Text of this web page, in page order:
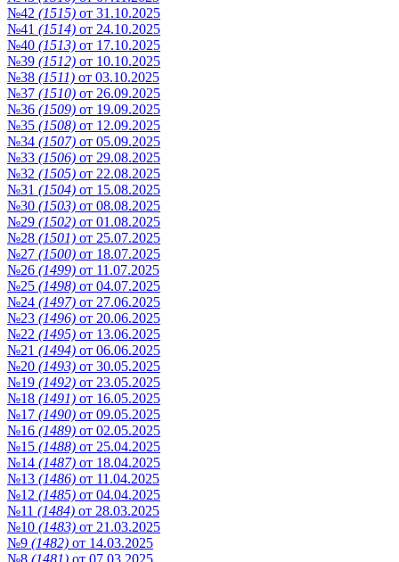
№42 (1515) от 31.10.2025
№41 (1514) от 24.10.2025
№40 (1513) от 17.10.2025
№39 (1512) от 10.10.2025
№38 (1511) от 03.10.2025
№37 (1510) от 26.09.2025
№36 (1509) от 19.09.2025
№35 (1508) от 12.09.2025
№34 (1507) от 05.09.2025
№33 (1506) от 29.08.2025
№32 (1505) от 22.08.2025
№31 (1504) от 15.08.2025
№30 (1503) от 08.08.2025
№29 (1502) от 01.08.2025
№28 (1501) от 25.07.2025
№27 (1500) от 18.07.2025
№26 (1499) от 11.07.2025
№25 (1498) от 04.07.2025
№24 (1497) от 27.06.2025
№23 (1496) от 20.06.2025
№22 (1495) от 13.06.2025
№21 (1494) от 06.06.2025
№20 (1493) от 30.05.2025
№19 (1492) от 23.05.2025
№18 (1491) от 16.05.2025
№17 (1490) от 09.05.2025
№16 (1489) от 02.05.2025
№15 (1488) от 25.04.2025
№14 (1487) от 18.04.2025
№13 (1486) от 11.04.2025
№12 (1485) от 04.04.2025
№11 (1484) от 28.03.2025
№10 (1483) от 21.03.2025
№9 (1482) от 14.03.2025
№8 (1481) от 07.03.2025